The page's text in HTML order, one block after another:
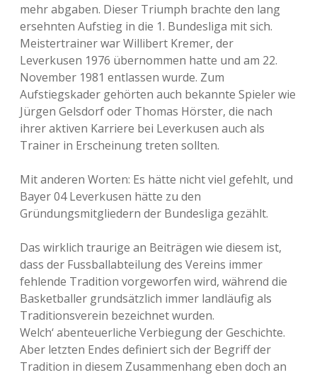
mehr abgaben. Dieser Triumph brachte den lang
ersehnten Aufstieg in die 1. Bundesliga mit sich.
Meistertrainer war Willibert Kremer, der
Leverkusen 1976 übernommen hatte und am 22.
November 1981 entlassen wurde. Zum
Aufstiegskader gehörten auch bekannte Spieler wie
Jürgen Gelsdorf oder Thomas Hörster, die nach
ihrer aktiven Karriere bei Leverkusen auch als
Trainer in Erscheinung treten sollten.
Mit anderen Worten: Es hätte nicht viel gefehlt, und
Bayer 04 Leverkusen hätte zu den
Gründungsmitgliedern der Bundesliga gezählt.
Das wirklich traurige an Beiträgen wie diesem ist,
dass der Fussballabteilung des Vereins immer
fehlende Tradition vorgeworfen wird, während die
Basketballer grundsätzlich immer landläufig als
Traditionsverein bezeichnet wurden.
Welch‘ abenteuerliche Verbiegung der Geschichte.
Aber letzten Endes definiert sich der Begriff der
Tradition in diesem Zusammenhang eben doch an